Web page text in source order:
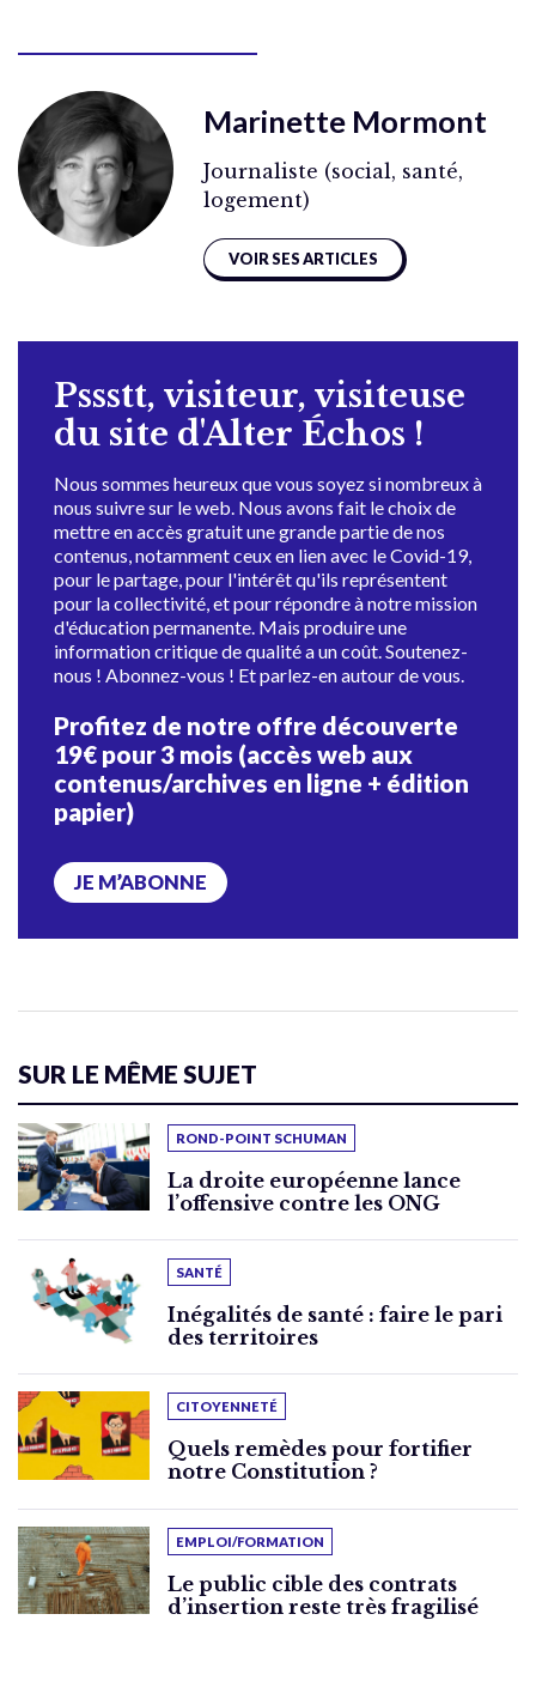
Marinette Mormont
Journaliste (social, santé,
logement)
VOIR SES ARTICLES
Pssstt, visiteur, visiteuse
du site d'Alter Échos !
Nous sommes heureux que vous soyez si nombreux à
nous suivre sur le web. Nous avons fait le choix de
mettre en accès gratuit une grande partie de nos
contenus, notamment ceux en lien avec le Covid-19,
pour le partage, pour l'intérêt qu'ils représentent
pour la collectivité, et pour répondre à notre mission
d'éducation permanente. Mais produire une
information critique de qualité a un coût. Soutenez-
nous ! Abonnez-vous ! Et parlez-en autour de vous.
Profitez de notre offre découverte
19€ pour 3 mois (accès web aux
contenus/archives en ligne + édition
papier)
JE M’ABONNE
SUR LE MÊME SUJET
ROND-POINT SCHUMAN
La droite européenne lance
l’offensive contre les ONG
SANTÉ
Inégalités de santé : faire le pari
des territoires
CITOYENNETÉ
Quels remèdes pour fortifier
notre Constitution ?
EMPLOI/FORMATION
Le public cible des contrats
d’insertion reste très fragilisé